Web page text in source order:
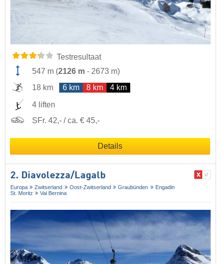
Testresultaat
547 m (2126 m - 2673 m)
18 km
6 km 8 km 4 km
4 liften
SFr. 42,- / ca. € 45,-
Details
2. Diavolezza/​Lagalb
Europa Zwitserland Oost-Zwitserland Graubünden
Engadin
St. Moritz
Val Bernina